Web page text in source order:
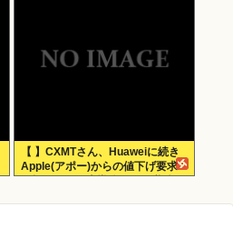
【 】CXMTさん、Huaweiに続き
Apple(アポー)からの値下げ要求